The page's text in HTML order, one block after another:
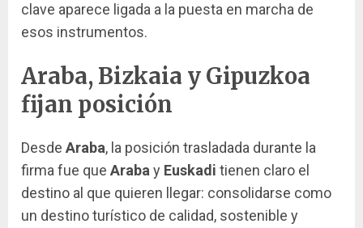
clave aparece ligada a la puesta en marcha de
esos instrumentos.
Araba, Bizkaia y Gipuzkoa
fijan posición
Desde Araba, la posición trasladada durante la
firma fue que Araba y Euskadi tienen claro el
destino al que quieren llegar: consolidarse como
un destino turístico de calidad, sostenible y